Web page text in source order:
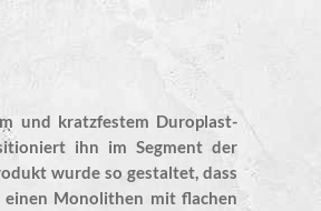
und kratzfestem Duroplast-
ihn im Segment der
wurde so gestaltet, dass
Monolithen mit flachen